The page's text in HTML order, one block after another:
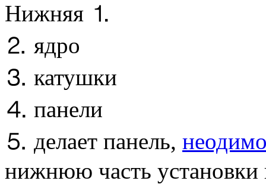
Нижняя ⒈
⒉ ядро
⒊ катушки
⒋ панели
⒌ делает панель,
нижнюю часть установки